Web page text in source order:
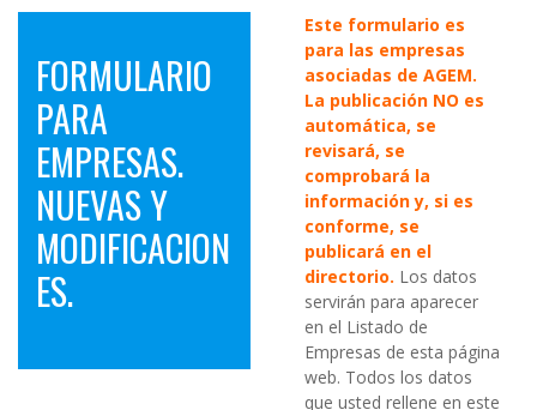
FORMULARIO
PARA
EMPRESAS.
NUEVAS Y
MODIFICACION
ES.
Este formulario es
para las empresas
asociadas de AGEM.
La publicación NO es
automática, se
revisará, se
comprobará la
información y, si es
conforme, se
publicará en el
directorio. Los datos
servirán para aparecer
en el Listado de
Empresas de esta página
web. Todos los datos
que usted rellene en este